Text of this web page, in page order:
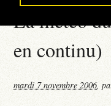
La météo
en continu)
mardi 7 novembre 2006,